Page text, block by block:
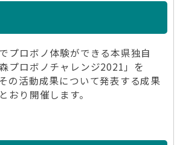
プロボノ体験ができる本県独自
プロボノチャレンジ2021」を
の活動成果について発表する成果
おり開催します。